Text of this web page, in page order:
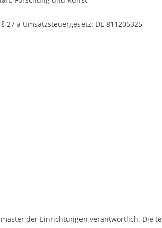
a Umsatzsteuergesetz: DE 811205325
der Einrichtungen verantwortlich. Die